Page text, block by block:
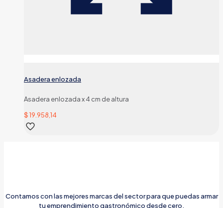
Asadera enlozada
Asadera enlozada x 4 cm de altura
$19.958,14
Contamos con las mejores marcas del sector para que puedas armar
tu emprendimiento gastronómico desde cero.